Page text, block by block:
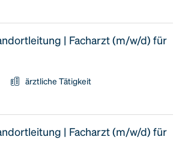
| Facharzt (m/w/d) für
ärztliche Tätigkeit
| Facharzt (m/w/d) für